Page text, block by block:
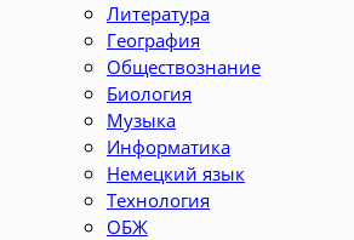
Литература
География
Обществознание
Биология
Музыка
Информатика
Немецкий язык
Технология
ОБЖ